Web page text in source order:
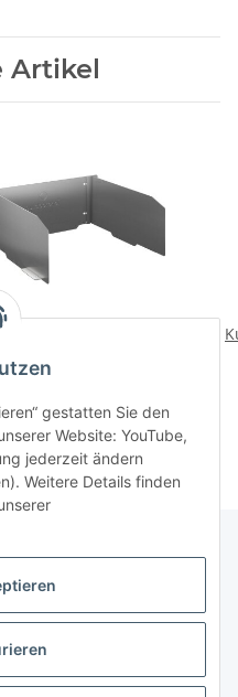
Artikel
Wind-/Spritzschutz
39,95 CHF
gestatten Sie den
Website: YouTube,
jederzeit ändern
Weitere Details finden